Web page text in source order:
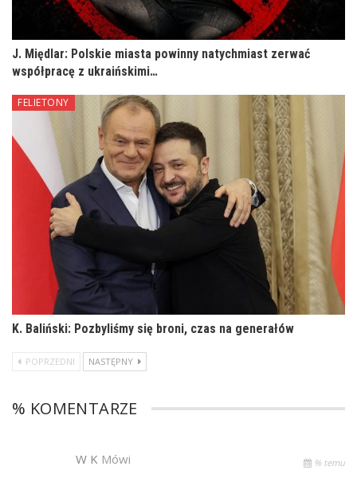
J. Międlar: Polskie miasta powinny natychmiast zerwać
współpracę z ukraińskimi…
FELIETONY
K. Baliński: Pozbyliśmy się broni, czas na generałów
POPRZEDNI NASTĘPNY
% KOMENTARZE
W K Mówi % temu